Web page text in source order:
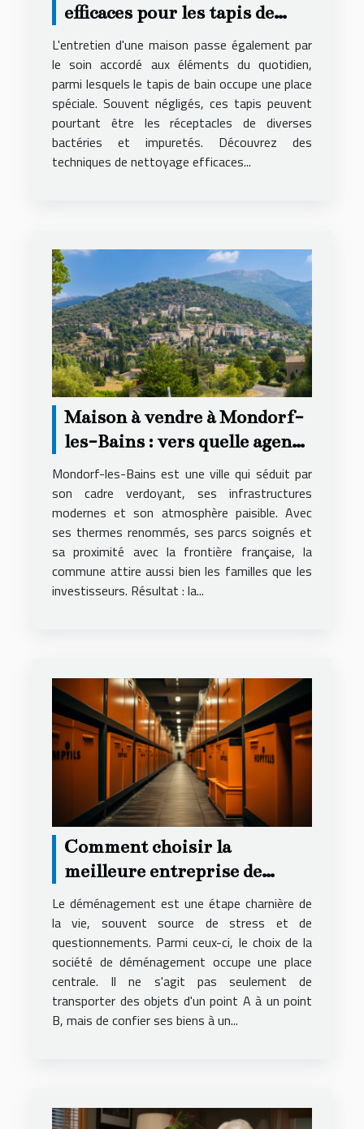
efficaces pour les tapis de
bain
L'entretien d'une maison passe également par
le soin accordé aux éléments du quotidien,
parmi lesquels le tapis de bain occupe une place
spéciale. Souvent négligés, ces tapis peuvent
pourtant être les réceptacles de diverses
bactéries et impuretés. Découvrez des
techniques de nettoyage efficaces...
Maison à vendre à Mondorf-
les-Bains : vers quelle agence
se tourner ?
Mondorf-les-Bains est une ville qui séduit par
son cadre verdoyant, ses infrastructures
modernes et son atmosphère paisible. Avec
ses thermes renommés, ses parcs soignés et
sa proximité avec la frontière française, la
commune attire aussi bien les familles que les
investisseurs. Résultat : la...
Comment choisir la
meilleure entreprise de
déménagement pour un
service local fiable et
économique
Le déménagement est une étape charnière de
la vie, souvent source de stress et de
questionnements. Parmi ceux-ci, le choix de la
société de déménagement occupe une place
centrale. Il ne s'agit pas seulement de
transporter des objets d'un point A à un point
B, mais de confier ses biens à un...